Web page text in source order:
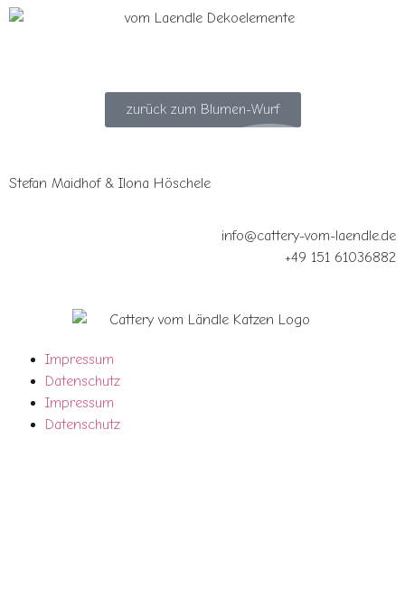
zurück zum Blumen-Wurf
Stefan Maidhof & Ilona Höschele
info@cattery-vom-laendle.de
+49 151 61036882
Impressum
Datenschutz
Impressum
Datenschutz